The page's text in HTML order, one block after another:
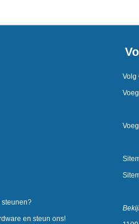
steunen?
en steun ons!
Volg